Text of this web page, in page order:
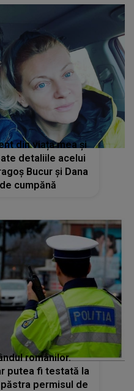
din viața mea și
detaliile acelui
Bucur și Dana
cumpănă
românilor.
putea fi testată la
permisul de